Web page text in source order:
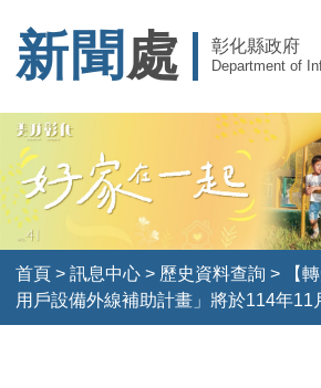
新聞 處 彰化縣政府
Department of
首頁 >訊息中心 > 歷史資料查詢 >
【
用戶設備外線補助計畫」將於114年11